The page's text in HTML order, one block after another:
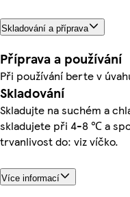
Skladování a příprava
Příprava a používání
Při používání berte v
Skladování
Skladujte na suchém a
skladujete při 4-8 ℃ a
trvanlivost do: viz víčko.
Více informací